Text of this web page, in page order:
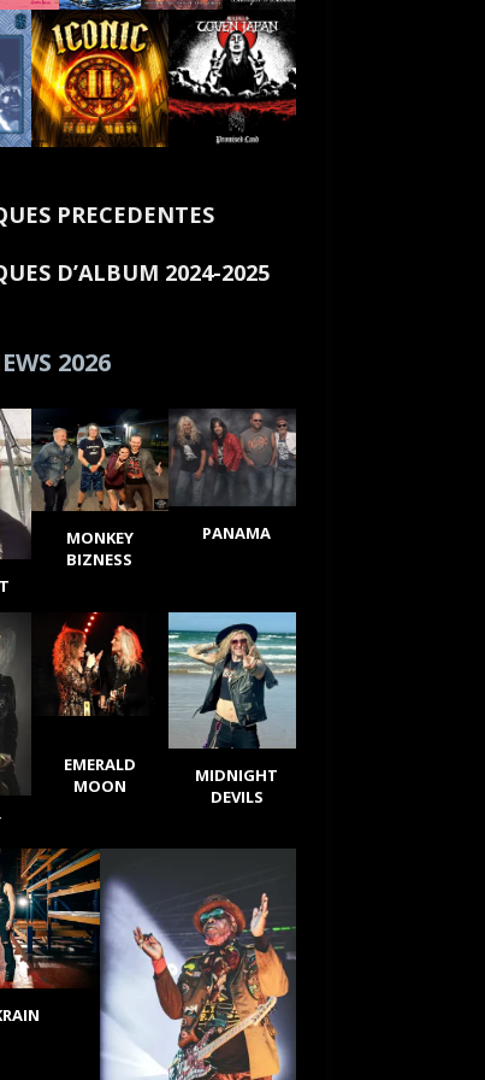
PRECEDENTES
D’ALBUM 2024-2025
2026
MONKEY
BIZNESS
PANAMA
EMERALD
MOON
MIDNIGHT
DEVILS